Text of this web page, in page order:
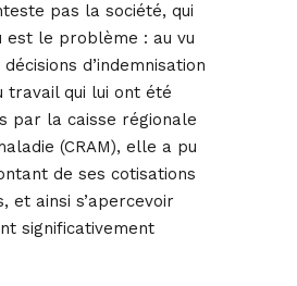
pas la société, qui
est le problème : au vu
d’indemnisation
travail qui lui ont été
par la caisse régionale
(CRAM), elle a pu
de ses cotisations
et ainsi s’apercevoir
significativement